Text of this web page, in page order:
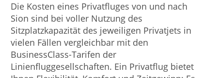
Die Kosten eines Privatfluges von und nach
Sion sind bei voller Nutzung des
Sitzplatzkapazität des jeweiligen Privatjets in
vielen Fällen vergleichbar mit den
BusinessClass-Tarifen der
Linienfluggesellschaften. Ein Privatflug bietet